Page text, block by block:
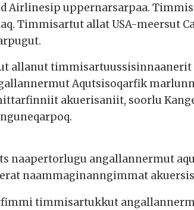
Airlinesip uppernarsarpaa.
Timmisartut allat USA-meersut
allanut
Aqutsisoqarfik
akuerisaniit, soorlu
naapertorlugu angallannermut
naammaginanngimmat
timmisartukkut